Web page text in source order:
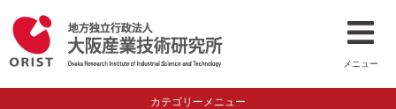
メニュー
カテゴリーメニュー